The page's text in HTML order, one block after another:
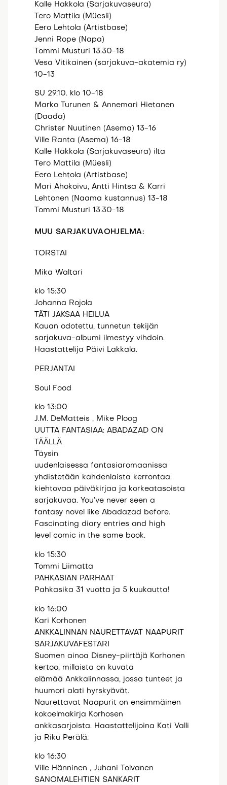
Kalle Hakkola (Sarjakuvaseura)
Tero Mattila (Müesli)
Eero Lehtola (Artistbase)
Jenni Rope (Napa)
Tommi Musturi 13.30-18
Vesa Vitikainen (sarjakuva-akatemia ry)
10-13
SU 29.10. klo 10-18
Marko Turunen & Annemari Hietanen
(Daada)
Christer Nuutinen (Asema) 13-16
Ville Ranta (Asema) 16-18
Kalle Hakkola (Sarjakuvaseura) ilta
Tero Mattila (Müesli)
Eero Lehtola (Artistbase)
Mari Ahokoivu, Antti Hintsa & Karri
Lehtonen (Naama kustannus) 13-18
Tommi Musturi 13.30-18
MUU SARJAKUVAOHJELMA:
TORSTAI
Mika Waltari
klo 15:30
Johanna Rojola
TÄTI JAKSAA HEILUA
Kauan odotettu, tunnetun tekijän
sarjakuva-albumi ilmestyy vihdoin.
Haastattelija Päivi Lakkala.
PERJANTAI
Soul Food
klo 13:00
J.M. DeMatteis , Mike Ploog
UUTTA FANTASIAA: ABADAZAD ON
TÄÄLLÄ
Täysin
uudenlaisessa fantasiaromaanissa
yhdistetään kahdenlaista kerrontaa:
kiehtovaa päiväkirjaa ja korkeatasoista
sarjakuvaa. You’ve never seen a
fantasy novel like Abadazad before.
Fascinating diary entries and high
level comic in the same book.
klo 15:30
Tommi Liimatta
PAHKASIAN PARHAAT
Pahkasika 31 vuotta ja 5 kuukautta!
klo 16:00
Kari Korhonen
ANKKALINNAN NAURETTAVAT NAAPURIT
SARJAKUVAFESTARI
Suomen ainoa Disney-piirtäjä Korhonen
kertoo, millaista on kuvata
elämää Ankkalinnassa, jossa tunteet ja
huumori alati hyrskyävät.
Naurettavat Naapurit on ensimmäinen
kokoelmakirja Korhosen
ankkasarjoista. Haastattelijoina Kati Valli
ja Riku Perälä.
klo 16:30
Ville Hänninen , Juhani Tolvanen
SANOMALEHTIEN SANKARIT